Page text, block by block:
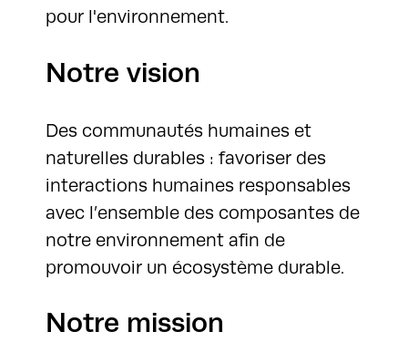
pour l'environnement.
Notre vision
Des communautés humaines et
naturelles durables : favoriser des
interactions humaines responsables
avec l’ensemble des composantes de
notre environnement afin de
promouvoir un écosystème durable.
Notre mission